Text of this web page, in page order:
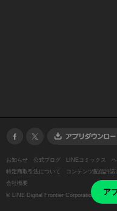
ア
お知らせ 公式ブログ LINEコミックス
特定商取引法について
コンテンツ配信許諾
会社概要
© LINE Digital Frontier Corporation